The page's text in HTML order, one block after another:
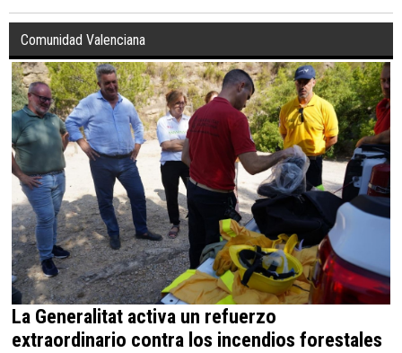
Comunidad Valenciana
La Generalitat activa un refuerzo
extraordinario contra los incendios forestales